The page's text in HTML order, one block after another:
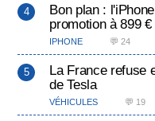
Bon plan :
promotion à 899 €
IPHONE 💬 24
La France refuse
de Tesla
VÉHICULES 💬 19